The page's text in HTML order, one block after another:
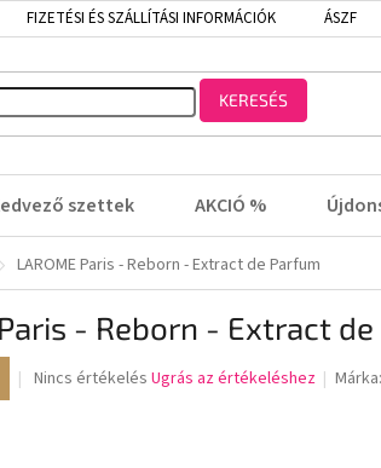
FIZETÉSI ÉS SZÁLLÍTÁSI INFORMÁCIÓK ÁSZF
KERESÉS
szettek AKCIÓ %
LAROME Paris - Reborn - Extract de Parfum
- Reborn - Extract
A
Nincs értékelés Ugrás az értékeléshez